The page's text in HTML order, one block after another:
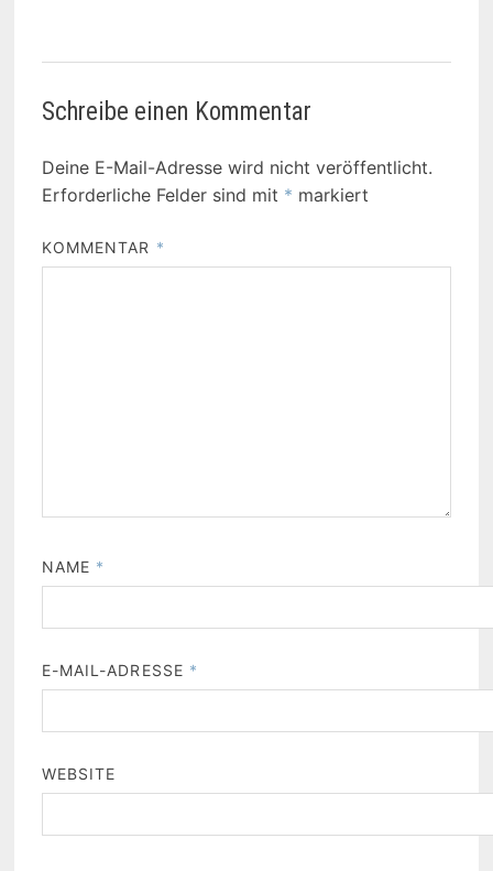
Schreibe einen Kommentar
Deine E-Mail-Adresse wird nicht veröffentlicht.
Erforderliche Felder sind mit * markiert
KOMMENTAR *
NAME *
E-MAIL-ADRESSE *
WEBSITE